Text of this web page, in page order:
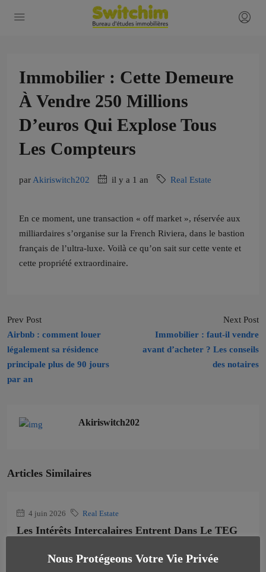
Immobilier : Cette Demeure
À Vendre 250 Millions
D’euros Qui Explose Tous
Les Compteurs
par Akiriswitch202 il y a 1 an Real Estate
En ce moment, une transaction « off market », réservée aux
milliardaires s’organise sur la French Riviera, dans le bastion
français de l’ultra-luxe. Voilà ce qu’on sait sur cette vente et
cette propriété extraordinaire.
Prev Post
Airbnb : comment louer
légalement sa résidence
principale plus de 90 jours
par an
Next Post
Immobilier : faut-il vendre
avant d’acheter ? Les conseils
des notaires
Akiriswitch202
Articles Similaires
4 juin 2026 Real Estate
Les Intérêts Intercalaires Entrent Dans Le TEG
à la banque le droit de réclamer...
Nous Protégeons Votre Vie Privée